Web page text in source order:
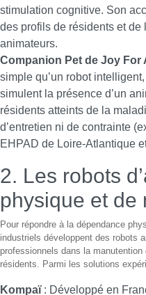
stimulation cognitive. Son
des profils de résidents et de
animateurs.
Companion Pet de Joy For
simple qu’un robot
simulent la présence d’un
résidents atteints de la
d’entretien ni de contrainte
EHPAD de Loire-Atlantique
2. Les robots
physique et de
Pour répondre à la dépendance
industriels développent des robots
professionnels dans la manutention
résidents. Parmi les solutions
Kompaï: Développé en